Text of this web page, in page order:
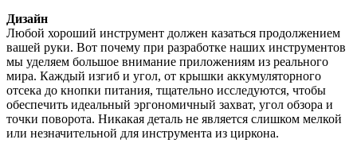
Дизайн
Любой хороший инструмент должен казаться продолжением
вашей руки. Вот почему при разработке наших инструментов
мы уделяем большое внимание приложениям из реального
мира. Каждый изгиб и угол, от крышки аккумуляторного
отсека до кнопки питания, тщательно исследуются, чтобы
обеспечить идеальный эргономичный захват, угол обзора и
точки поворота. Никакая деталь не является слишком мелкой
или незначительной для инструмента из циркона.